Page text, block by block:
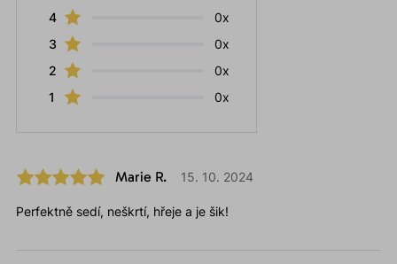
4
0x
3
0x
2
0x
1
0x
Marie R. 15. 10. 2024
Perfektně sedí, neškrtí, hřeje a je šik!